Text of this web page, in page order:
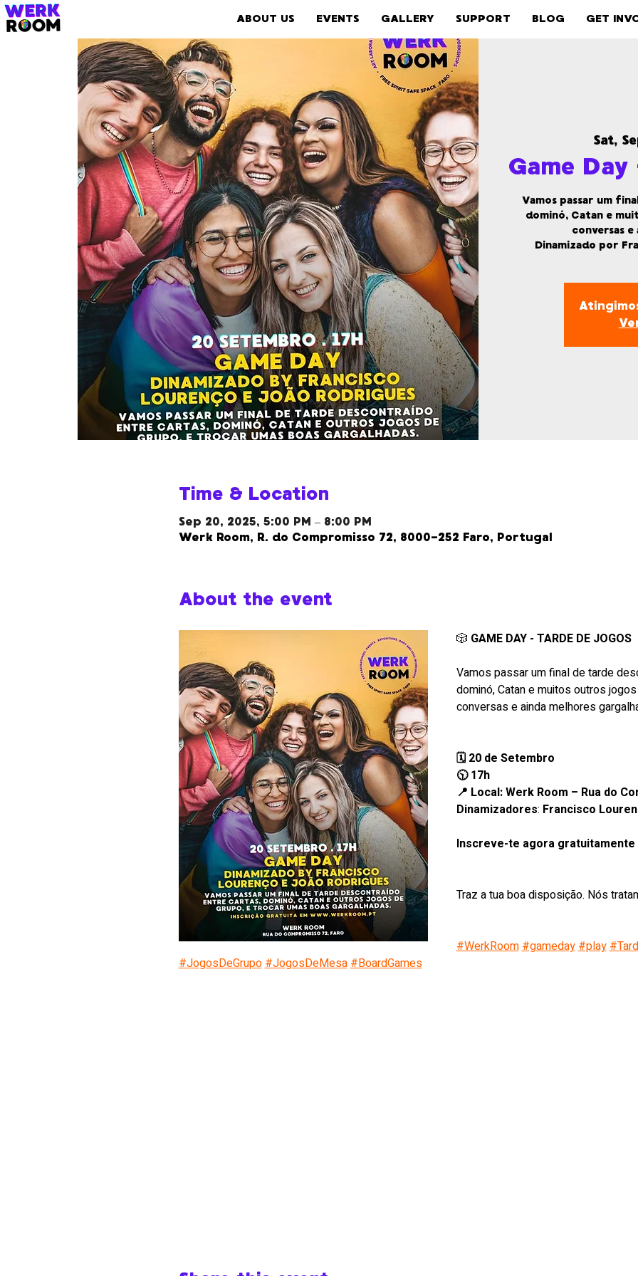
ABOUT US EVENTS GALLERY SUPPORT BLOG GET
Sat,
Game
Vamos passar um
dominó, Catan e
conversas e
Dinamizado por
Time & Location
Sep 20, 2025, 5:00 PM – 8:00 PM
Werk Room, R. do Compromisso 72, 8000-252 Faro, Portugal
About the event
🎲 GAME DAY - TARDE DE JOGOS
Vamos passar um final de tarde
dominó, Catan e muitos outros
conversas e ainda melhores
🗓 20 de Setembro
🕥 17h
📍 Local: Werk Room – Rua do
Dinamizadores: Francisco
Inscreve-te agora gratuitamente
Traz a tua boa disposição. Nós
#WerkRoom #gameday #play
#JogosDeGrupo #JogosDeMesa #BoardGames